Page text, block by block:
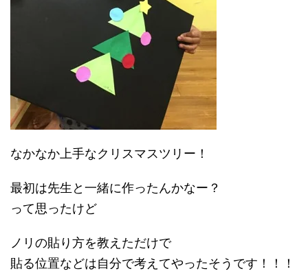
なかなか上手なクリスマスツリー！
最初は先生と一緒に作ったんかなー？
って思ったけど
ノリの貼り方を教えただけで
貼る位置などは自分で考えてやったそうです！！！